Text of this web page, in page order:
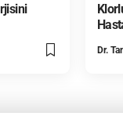
Dr.